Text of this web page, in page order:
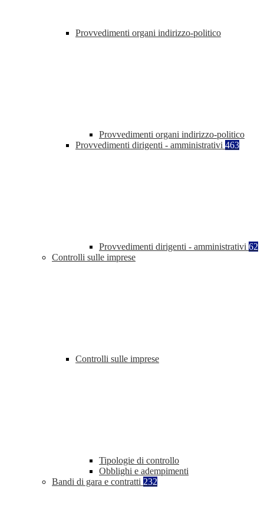
Provvedimenti organi indirizzo-politico
Provvedimenti organi indirizzo-politico
Provvedimenti dirigenti - amministrativi 463
Provvedimenti dirigenti - amministrativi 62
Controlli sulle imprese
Controlli sulle imprese
Tipologie di controllo
Obblighi e adempimenti
Bandi di gara e contratti 232